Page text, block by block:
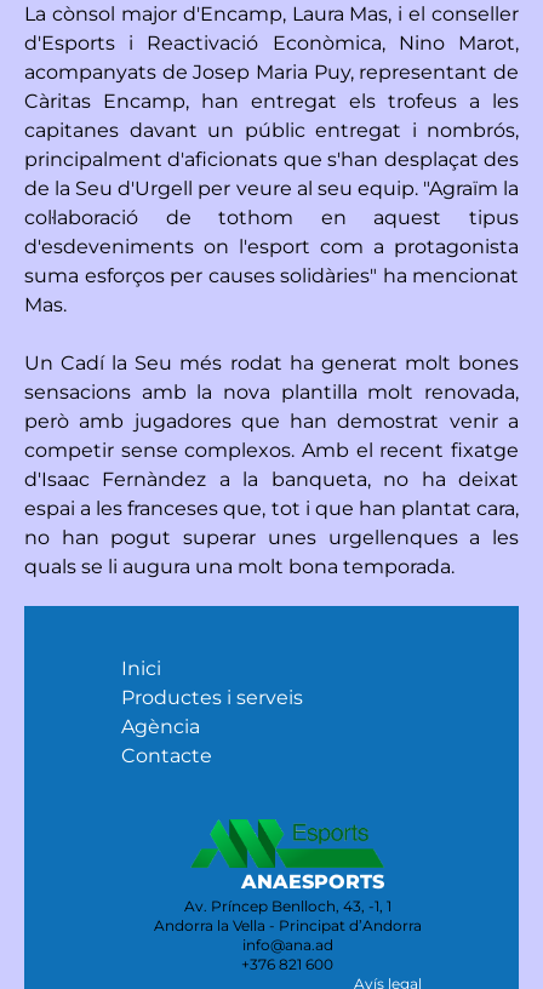
La cònsol major d'Encamp, Laura Mas, i el conseller
d'Esports i Reactivació Econòmica, Nino Marot,
acompanyats de Josep Maria Puy, representant de
Càritas Encamp, han entregat els trofeus a les
capitanes davant un públic entregat i nombrós,
principalment d'aficionats que s'han desplaçat des
de la Seu d'Urgell per veure al seu equip. "Agraïm la
col·laboració de tothom en aquest tipus
d'esdeveniments on l'esport com a protagonista
suma esforços per causes solidàries" ha mencionat
Mas.
Un Cadí la Seu més rodat ha generat molt bones
sensacions amb la nova plantilla molt renovada,
però amb jugadores que han demostrat venir a
competir sense complexos. Amb el recent fixatge
d'Isaac Fernàndez a la banqueta, no ha deixat
espai a les franceses que, tot i que han plantat cara,
no han pogut superar unes urgellenques a les
quals se li augura una molt bona temporada.
Inici
Productes i serveis
Agència
Contacte
ANAESPORTS
Av. Príncep Benlloch, 43, -1, 1
Andorra la Vella - Principat d’Andorra
info@ana.ad
+376 821 600
Avís legal